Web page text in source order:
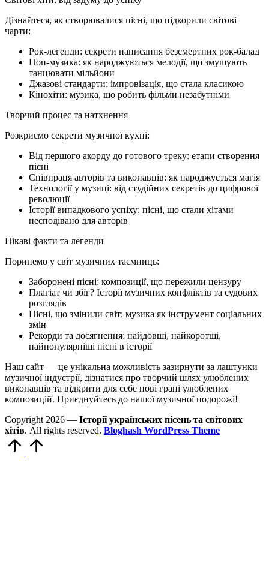
Дізнайтеся, як створювалися пісні, що підкорили світові
чарти:
Рок-легенди: секрети написання безсмертних рок-балад
Поп-музика: як народжуються мелодії, що змушують
танцювати мільйони
Джазові стандарти: імпровізація, що стала класикою
Кінохіти: музика, що робить фільми незабутніми
Творчий процес та натхнення
Розкриємо секрети музичної кухні:
Від першого акорду до готового треку: етапи створення
пісні
Співпраця авторів та виконавців: як народжується магія
Технології у музиці: від студійних секретів до цифрової
революції
Історії випадкового успіху: пісні, що стали хітами
несподівано для авторів
Цікаві факти та легенди
Поринемо у світ музичних таємниць:
Заборонені пісні: композиції, що пережили цензуру
Плагіат чи збіг? Історії музичних конфліктів та судових
розглядів
Пісні, що змінили світ: музика як інструмент соціальних
змін
Рекорди та досягнення: найдовші, найкоротші,
найпопулярніші пісні в історії
Наш сайт — це унікальна можливість зазирнути за лаштунки
музичної індустрії, дізнатися про творчий шлях улюблених
виконавців та відкрити для себе нові грані улюблених
композицій. Приєднуйтесь до нашої музичної подорожі!
Copyright 2026 — Історії українських пісень та світових
хітів. All rights reserved. Bloghash WordPress Theme